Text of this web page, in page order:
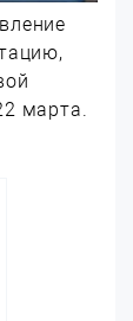
марта.